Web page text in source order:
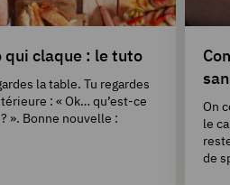
qui claque : le tuto
la table. Tu regardes
: « Ok… qu’est-ce
». Bonne nouvelle :
On
le
de